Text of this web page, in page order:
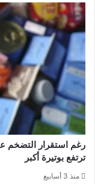
ترتفع بوتيرة أكبر
منذ 3 أسابيع